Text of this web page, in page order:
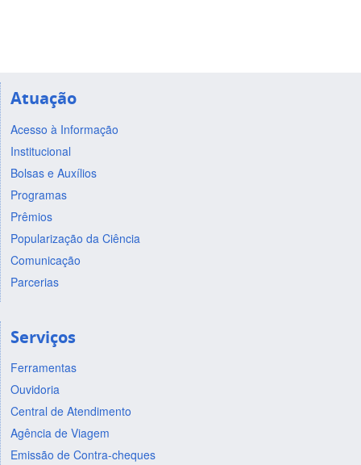
Atuação
Acesso à Informação
Institucional
Bolsas e Auxílios
Programas
Prêmios
Popularização da Ciência
Comunicação
Parcerias
Serviços
Ferramentas
Ouvidoria
Central de Atendimento
Agência de Viagem
Emissão de Contra-cheques